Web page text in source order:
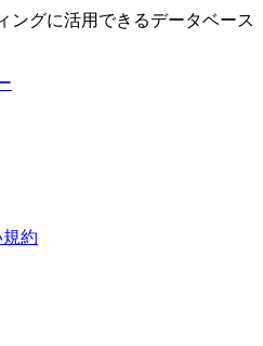
ングに活用できるデータベース
約